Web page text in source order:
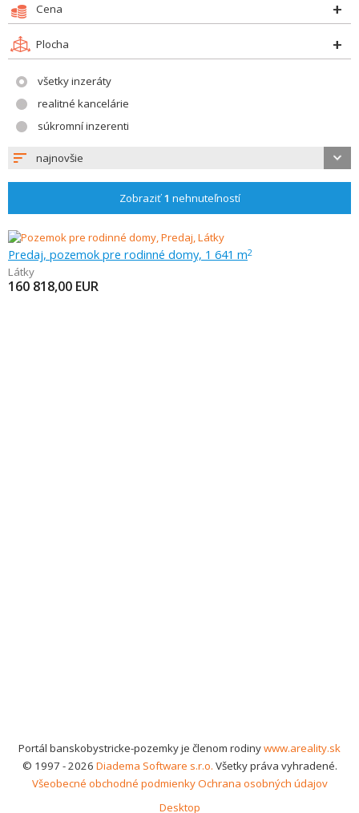
Cena
Plocha
všetky inzeráty
realitné kancelárie
súkromní inzerenti
najnovšie
Zobraziť1 nehnuteľností
Predaj, pozemok pre rodinné domy, 1 641 m2
Látky
160 818,00 EUR
Portál banskobystricke-pozemky je členom rodinywww.areality.sk
© 1997 - 2026 Diadema Software s.r.o. Všetky práva vyhradené.
Všeobecné obchodné podmienkyOchrana osobných údajov
Desktop